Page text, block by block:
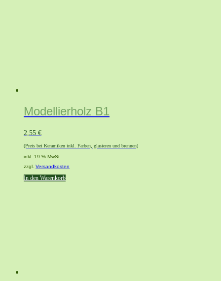
Modellierholz B1
2,55 €
(Preis bei Keramiken inkl. Farben, glasieren und brennen)
inkl. 19 % MwSt.
zzgl. Versandkosten
In den Warenkorb